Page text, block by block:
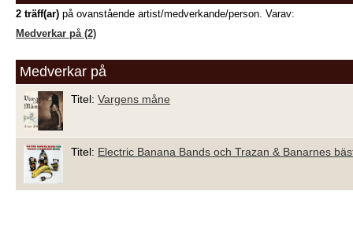
2 träff(ar) på ovanstående artist/medverkande/person. Varav:
Medverkar på (2)
Medverkar på
Titel: Vargens måne
Titel: Electric Banana Bands och Trazan & Banarnes